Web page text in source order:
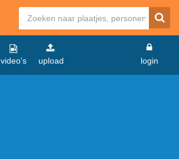
video's upload login